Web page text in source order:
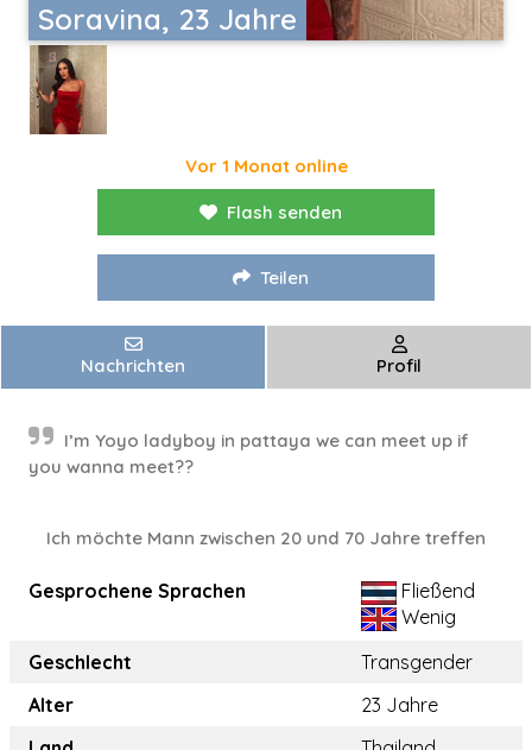
Soravina, 23 Jahre
Vor 1 Monat online
Flash senden
Teilen
Nachrichten Profil
I’m Yoyo ladyboy in pattaya we can meet up if
you wanna meet??
Ich möchte Mann zwischen 20 und 70 Jahre treffen
Gesprochene Sprachen
Fließend
Wenig
Geschlecht
Transgender
Alter
23 Jahre